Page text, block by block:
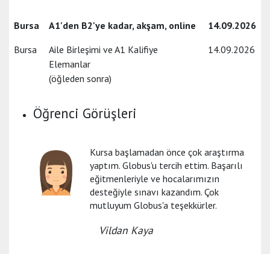
Bursa A1'den B2'ye kadar, akşam, online
14.09.2026
Bursa
Aile Birleşimi ve A1 Kalifiye
Elemanlar
(öğleden sonra)
14.09.2026
Öğrenci Görüşleri
Kursa başlamadan önce çok araştırma
yaptım. Globus'u tercih ettim. Başarılı
eğitmenleriyle ve hocalarımızın
desteğiyle sınavı kazandım. Çok
mutluyum Globus'a teşekkürler.
Vildan Kaya